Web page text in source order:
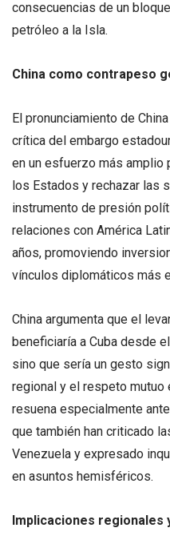
consecuencias de un
petróleo a la Isla.
China como contrapeso
El pronunciamiento de
crítica del embargo
en un esfuerzo más amplio
los Estados y rechazar las
instrumento de presión
relaciones con América
años, promoviendo
vínculos diplomáticos más
China argumenta que el
beneficiaría a Cuba desde
sino que sería un gesto
regional y el respeto
resuena especialmente
que también han criticado
Venezuela y expresado
en asuntos hemisféricos.
Implicaciones regionales